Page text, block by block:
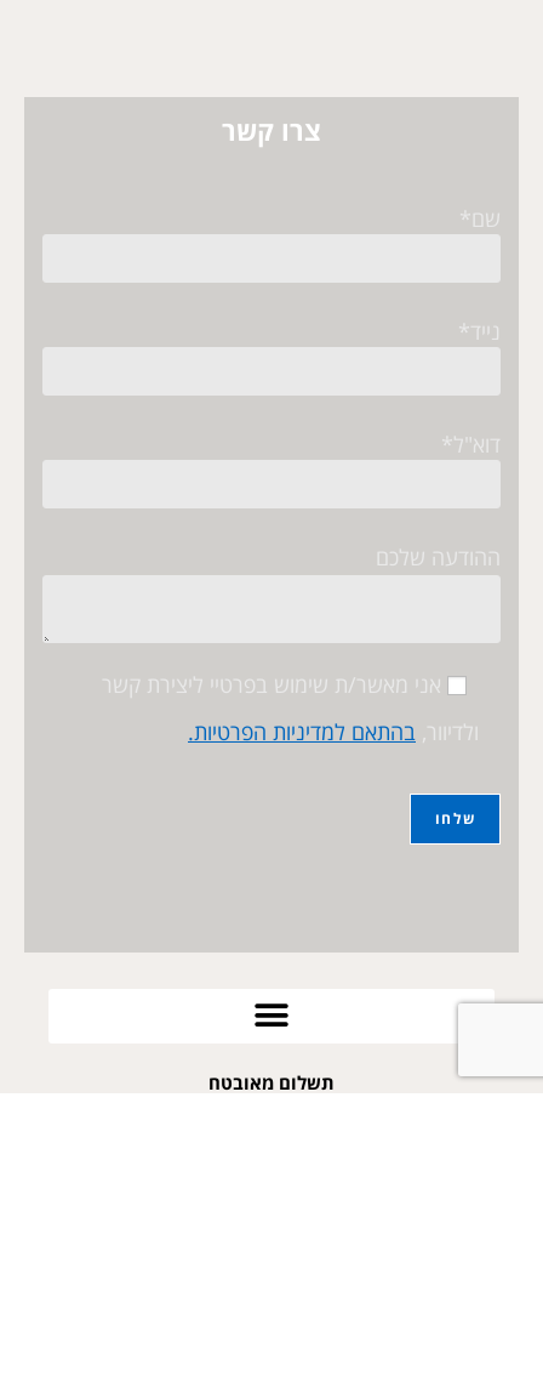
צרו קשר
שם*
נייד*
דוא"ל*
ההודעה שלכם
אני מאשר/ת שימוש בפרטיי ליצירת קשר
ולדיוור, בהתאם למדיניות הפרטיות.
תשלום מאובטח